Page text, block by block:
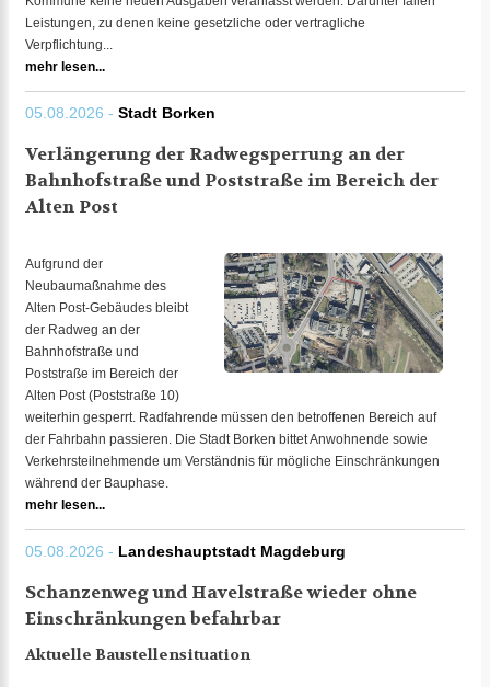
Leistungen, zu denen keine gesetzliche oder vertragliche
Verpflichtung...
mehr lesen...
05.08.2026 - Stadt Borken
Verlängerung der Radwegsperrung an der
Bahnhofstraße und Poststraße im Bereich der
Alten Post
Aufgrund der
Neubaumaßnahme des
Alten Post-Gebäudes bleibt
der Radweg an der
Bahnhofstraße und
Poststraße im Bereich der
Alten Post (Poststraße 10)
weiterhin gesperrt. Radfahrende müssen den betroffenen Bereich auf
der Fahrbahn passieren. Die Stadt Borken bittet Anwohnende sowie
Verkehrsteilnehmende um Verständnis für mögliche Einschränkungen
während der Bauphase.
mehr lesen...
05.08.2026 - Landeshauptstadt Magdeburg
Schanzenweg und Havelstraße wieder ohne
Einschränkungen befahrbar
Aktuelle Baustellensituation